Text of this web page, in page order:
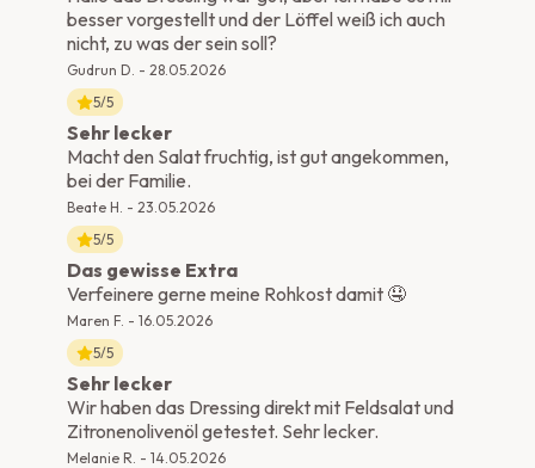
besser vorgestellt und der Löffel weiß ich auch
nicht, zu was der sein soll?
Gudrun D. - 28.05.2026
5/5
Sehr lecker
Macht den Salat fruchtig, ist gut angekommen,
bei der Familie.
Beate H. - 23.05.2026
5/5
Das gewisse Extra
Verfeinere gerne meine Rohkost damit 🤤
Maren F. - 16.05.2026
5/5
Sehr lecker
Wir haben das Dressing direkt mit Feldsalat und
Zitronenolivenöl getestet. Sehr lecker.
Melanie R. - 14.05.2026